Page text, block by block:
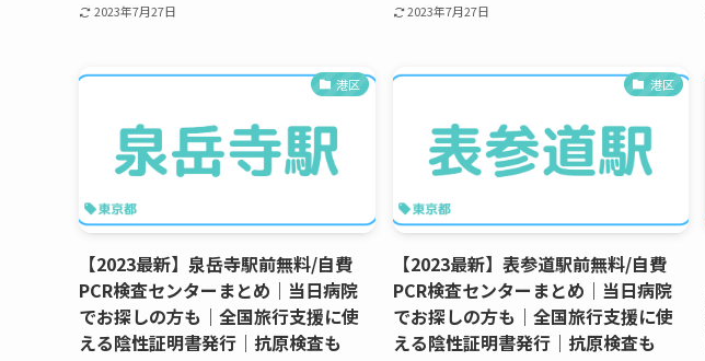
2023年7月27日 2023年7月27日
港区
【2023最新】泉岳寺駅前無料/自費
PCR検査センターまとめ｜当日病院
でお探しの方も｜全国旅行支援に使
える陰性証明書発行｜抗原検査も
港区
【2023最新】表参道駅前無料/自費
PCR検査センターまとめ｜当日病院
でお探しの方も｜全国旅行支援に使
える陰性証明書発行｜抗原検査も